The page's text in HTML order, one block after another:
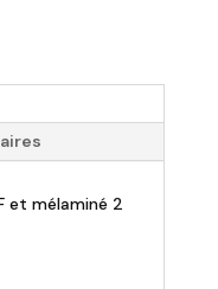
€.
et mélaminé 2